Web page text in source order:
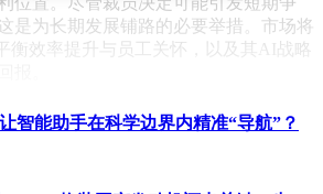
是为长期发展铺路的必要举措。市场将
衡效率提升与员工关怀，以及其AI战略
智能助手在科学边界内精准“导航”？